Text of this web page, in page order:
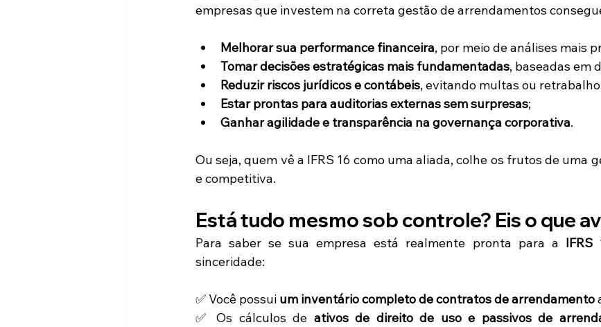
empresas que investem na correta gestão de arrendamentos
Melhorar sua performance financeira, por meio de análises mais
Tomar decisões estratégicas mais fundamentadas, baseadas em
Reduzir riscos jurídicos e contábeis, evitando multas ou
Estar prontas para auditorias externas sem surpresas;
Ganhar agilidade e transparência na governança corporativa.
Ou seja, quem vê a IFRS 16 como uma aliada, colhe os frutos de uma
e competitiva.
Está tudo mesmo sob controle? Eis o que
Para saber se sua empresa está realmente pronta para a IFRS
sinceridade:
✅ Você possui um inventário completo de contratos de arrendamento
✅ Os cálculos de ativos de direito de uso e passivos de